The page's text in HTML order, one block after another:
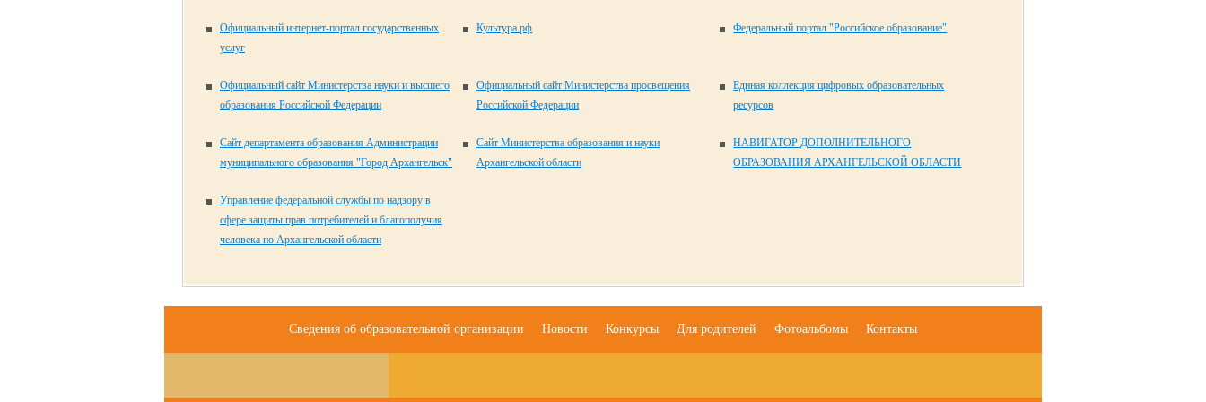
Официальный интернет-портал государственных
услуг
Культура.рф Федеральный портал "Российское образование"
Официальный сайт Министерства науки и высшего
образования Российской Федерации
Официальный сайт Министерства просвещения
Российской Федерации
Единая коллекция цифровых образовательных
ресурсов
Сайт департамента образования Администрации
муниципального образования "Город Архангельск"
Сайт Министерства образования и науки
Архангельской области
НАВИГАТОР ДОПОЛНИТЕЛЬНОГО
ОБРАЗОВАНИЯ АРХАНГЕЛЬСКОЙ ОБЛАСТИ
Управление федеральной службы по надзору в
сфере защиты прав потребителей и благополучия
человека по Архангельской области
Сведения об образовательной организации Новости Конкурсы Для родителей Фотоальбомы Контакты